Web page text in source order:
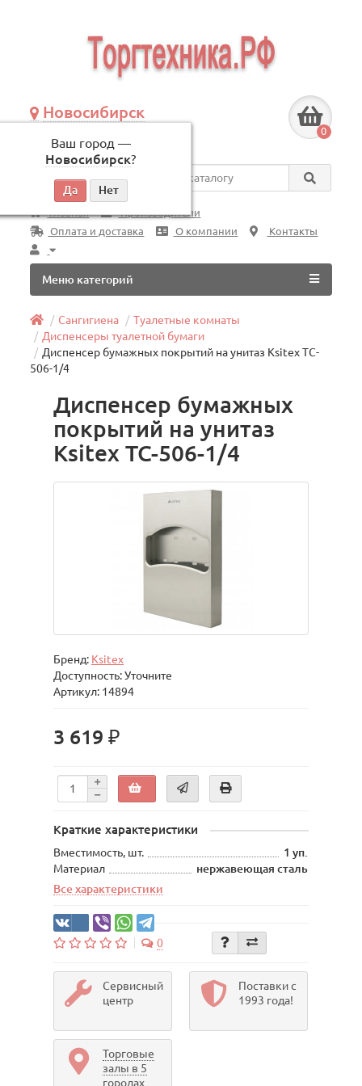
Новосибирск
Ваш город —
Новосибирск?
по будням, с 09:00 до 18:00
0
Везде
Главная
Производители
Оплата и доставка
О компании Контакты
Меню категорий
Сангигиена
Туалетные комнаты
Диспенсеры туалетной бумаги
Диспенсер бумажных покрытий на унитаз Ksitex TC-
506-1/4
Диспенсер бумажных
покрытий на унитаз
Ksitex TC-506-1/4
Бренд: Ksitex
Доступность: Уточните
Артикул: 14894
3 619 ₽
Краткие характеристики
Вместимость, шт.
1 уп.
Материал
нержавеющая сталь
Все характеристики
0
Сервисный
центр
Поставки с
1993 года!
Торговые
залы в 5
городах